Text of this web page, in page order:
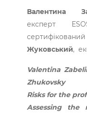
Валентина
експерт
Жуковський,
Valentina
Zhukovsky
Risks for the
Assessing the